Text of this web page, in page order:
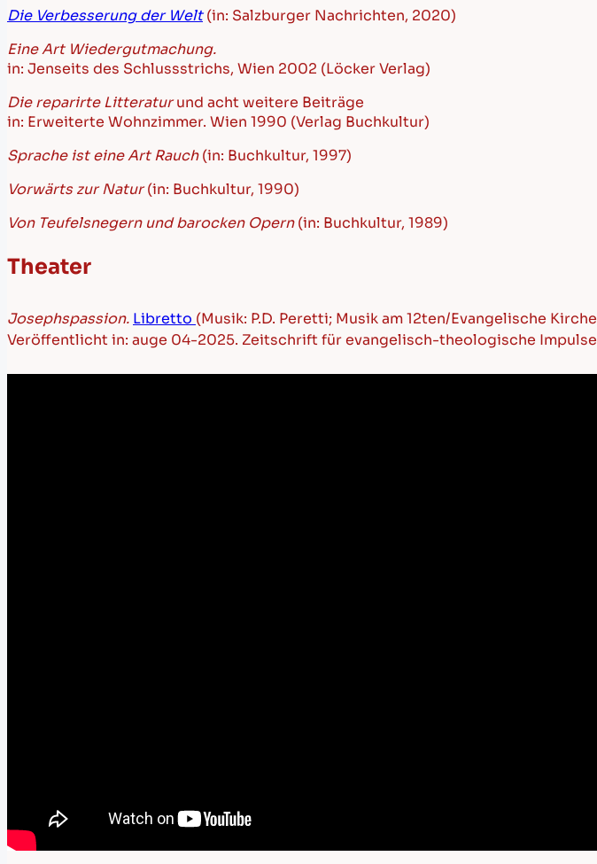
Die Verbesserung der Welt(in: Salzburger Nachrichten, 2020)
Eine Art Wiedergutmachung.
in: Jenseits des Schlussstrichs, Wien 2002 (Löcker Verlag)
Die reparirte Litteraturund acht weitere Beiträge
in: Erweiterte Wohnzimmer. Wien 1990 (Verlag Buchkultur)
Sprache ist eine Art Rauch(in: Buchkultur, 1997)
Vorwärts zur Natur(in: Buchkultur, 1990)
Von Teufelsnegern und barocken Opern(in: Buchkultur, 1989)
Theater
Josephspassion. Libretto (Musik: P.D. Peretti; Musik am 12ten/Evangelische
Veröffentlicht in: auge 04-2025. Zeitschrift für evangelisch-theologische Impulse